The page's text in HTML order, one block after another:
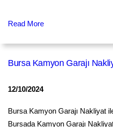
Read More
Bursa Kamyon Garajı
12/10/2024
Bursa Kamyon Garajı Nakliyat
Bursada Kamyon Garajı